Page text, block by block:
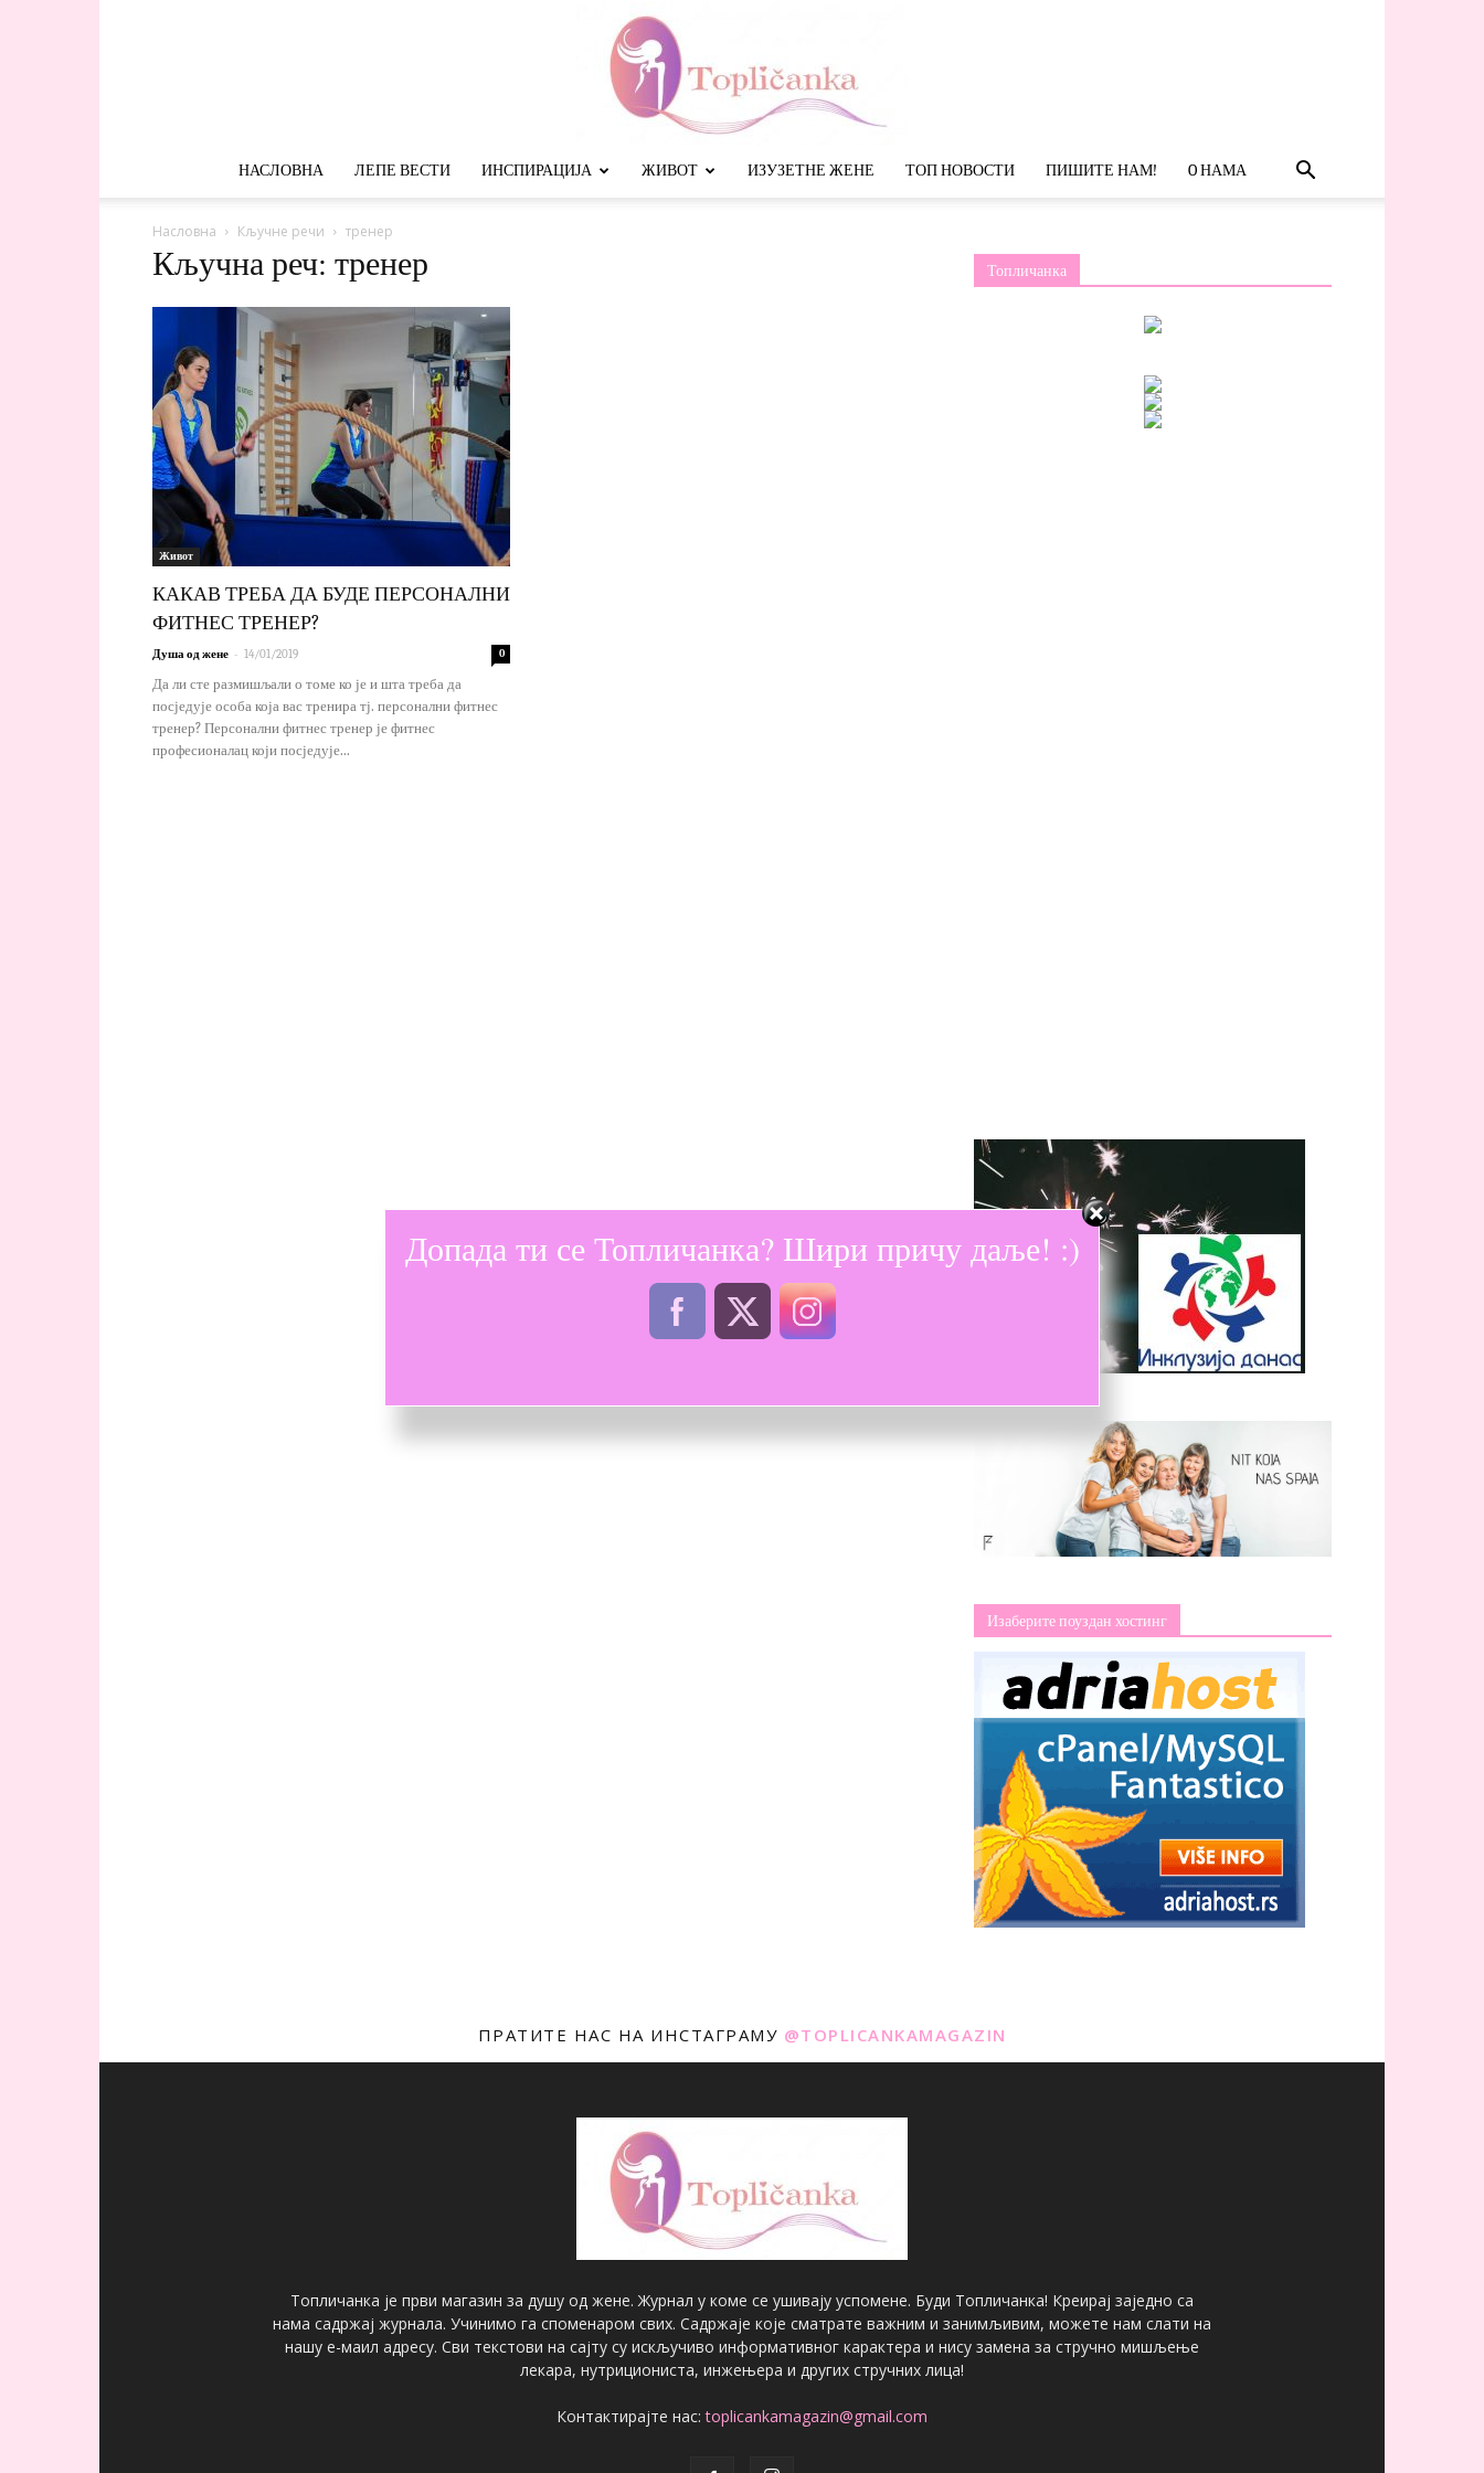
НАСЛОВНА ЛЕПЕ ВЕСТИ ИНСПИРАЦИЈА ЖИВОТ ИЗУЗЕТНЕ ЖЕНЕ ТОП НОВОСТИ ПИШИТЕ НАМ! O НАМА
Насловна Кључне речи тренер
Кључна реч: тренер
Живот
КАКАВ ТРЕБА ДА БУДЕ ПЕРСОНАЛНИ
ФИТНЕС ТРЕНЕР?
Душа од жене - 14/01/2019 0
Да ли сте размишљали о томе ко је и шта треба да
посједује особа која вас тренира тј. персонални фитнес
тренер? Персонални фитнес тренер је фитнес
професионалац који посједује...
Топличанка
Изаберите поуздан хостинг
ПРАТИТЕ НАС НА ИНСТАГРАМУ @TOPLICANKAMAGAZIN
Топличанка је први магазин за душу од жене. Журнал у коме се ушивају успомене. Буди Топличанка! Креирај заједно са
нама садржај журнала. Учинимо га споменаром свих. Садржаје које сматрате важним и занимљивим, можете нам слати на
нашу е-маил адресу. Сви текстови на сајту су искључиво информативног карактера и нису замена за стручно мишљење
лекара, нутрициониста, инжењера и других стручних лица!
Контактирајте нас:toplicankamagazin@gmail.com
Допада ти се Топличанка? Шири причу даље! :)